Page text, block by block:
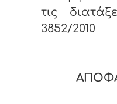
τις
3852/2010